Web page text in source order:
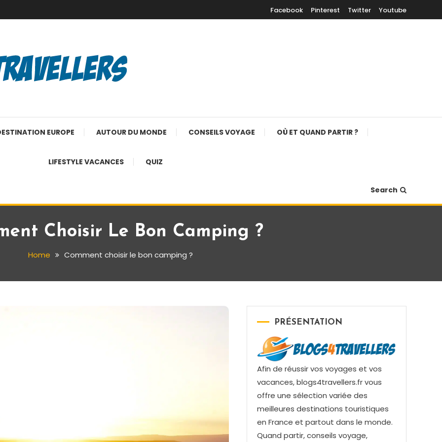
Facebook Pinterest Twitter Youtube
EUROPE AUTOUR DU MONDE CONSEILS VOYAGE OÙ ET QUAND PARTIR ?
LIFESTYLE VACANCES QUIZ
Search
Choisir Le Bon Camping ?
Home Comment choisir le bon camping ?
PRÉSENTATION
Afin de réussir vos voyages et vos
vacances, blogs4travellers.fr vous
offre une sélection variée des
meilleures destinations touristiques
en France et partout dans le monde.
Quand partir, conseils voyage,